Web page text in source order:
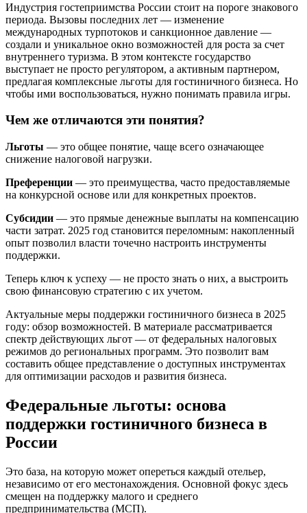
Индустрия гостеприимства России стоит на пороге знакового
периода. Вызовы последних лет — изменение
международных турпотоков и санкционное давление —
создали и уникальное окно возможностей для роста за счет
внутреннего туризма. В этом контексте государство
выступает не просто регулятором, а активным партнером,
предлагая комплексные льготы для гостиничного бизнеса. Но
чтобы ими воспользоваться, нужно понимать правила игры.
Чем же отличаются эти понятия?
Льготы — это общее понятие, чаще всего означающее
снижение налоговой нагрузки.
Преференции — это преимущества, часто предоставляемые
на конкурсной основе или для конкретных проектов.
Субсидии — это прямые денежные выплаты на компенсацию
части затрат. 2025 год становится переломным: накопленный
опыт позволил власти точечно настроить инструменты
поддержки.
Теперь ключ к успеху — не просто знать о них, а выстроить
свою финансовую стратегию с их учетом.
Актуальные меры поддержки гостиничного бизнеса в 2025
году: обзор возможностей. В материале рассматривается
спектр действующих льгот — от федеральных налоговых
режимов до региональных программ. Это позволит вам
составить общее представление о доступных инструментах
для оптимизации расходов и развития бизнеса.
Федеральные льготы: основа
поддержки гостиничного бизнеса в
России
Это база, на которую может опереться каждый отельер,
независимо от его местонахождения. Основной фокус здесь
смещен на поддержку малого и среднего
предпринимательства (МСП).